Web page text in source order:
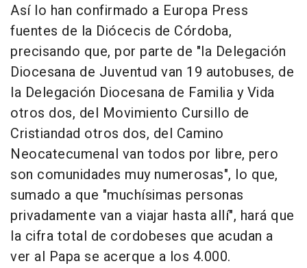
Así lo han confirmado a Europa Press
fuentes de la Diócecis de Córdoba,
precisando que, por parte de "la Delegación
Diocesana de Juventud van 19 autobuses, de
la Delegación Diocesana de Familia y Vida
otros dos, del Movimiento Cursillo de
Cristiandad otros dos, del Camino
Neocatecumenal van todos por libre, pero
son comunidades muy numerosas", lo que,
sumado a que "muchísimas personas
privadamente van a viajar hasta allí", hará que
la cifra total de cordobeses que acudan a
ver al Papa se acerque a los 4.000.